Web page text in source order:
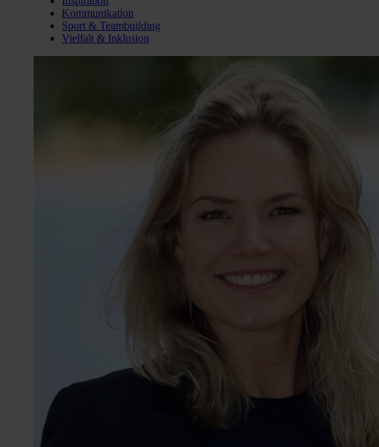
Kommunikation
Sport & Teambuilding
Vielfalt & Inklusion